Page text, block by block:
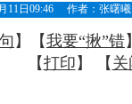
月11日09:46 作者：张曙
】【我要“揪”错
【打印 】 【 关